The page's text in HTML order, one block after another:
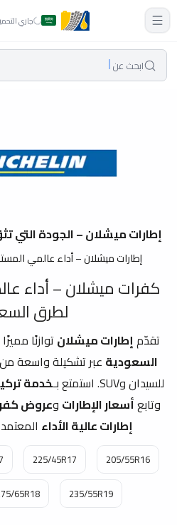
جاري
ابحث عن
إطارات ميشلان – الجودة التي
إطارات ميشلان – أداء عالمي
كفرات ميشلان – أداء
لطرق
تقدّمإطارات ميشلان توازنًا
السعودية عبر تشكيلة واسعة
للسيدان وSUV. استمتع بـ
خدمة
وتابعأسعار الإطارات وعروض
إطارات عالية الأداء
205/55R16
225/45R17
235/55R19
65R18